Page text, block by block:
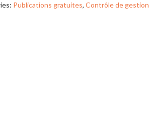
Publications gratuites, Contrôle de gestion